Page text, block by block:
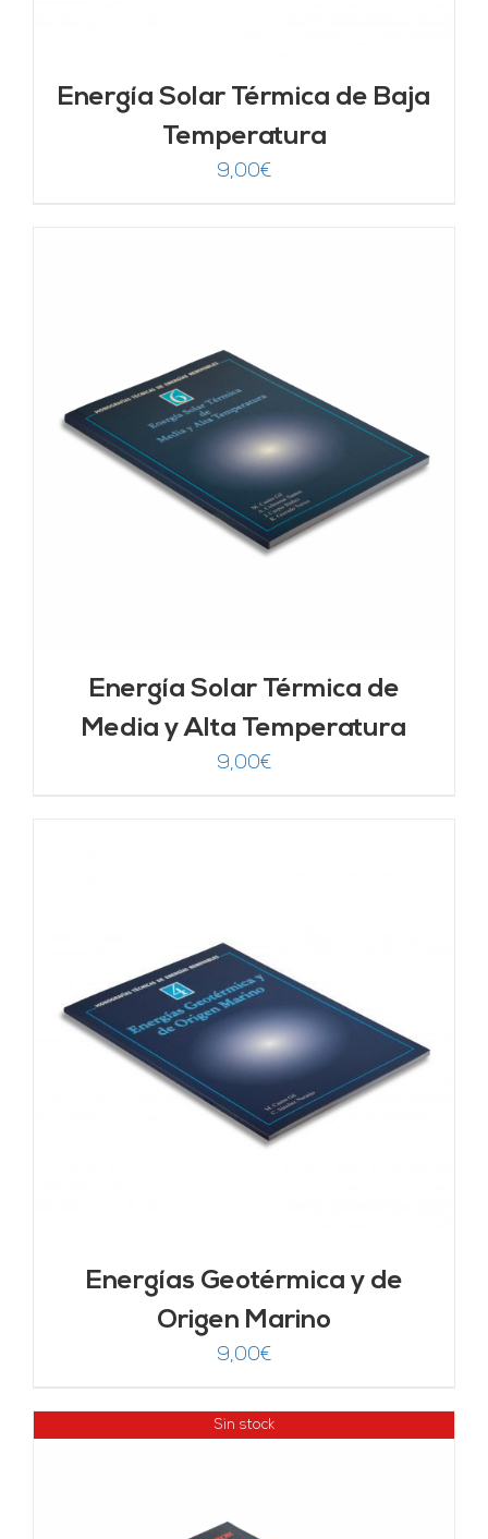
Energía Solar Térmica de Baja
Temperatura
9,00€
Energía Solar Térmica de
Media y Alta Temperatura
9,00€
Energías Geotérmica y de
Origen Marino
9,00€
Sin stock